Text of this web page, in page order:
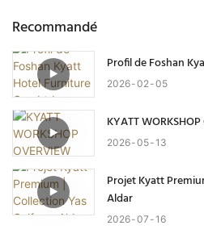
Recommandé
Profil de Foshan
2026 02 05
KYATT
2026 05 13
Projet Kyatt
Aldar
2026 07 16